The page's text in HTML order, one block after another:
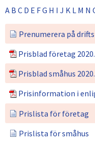
A B C D E FG H I J K L M N
Prenumerera på
Prisblad företag
Prisblad småhus
Prisinformation i
Prislista för företag
Prislista för småhus